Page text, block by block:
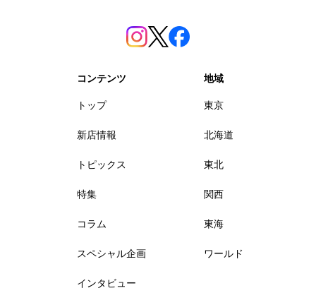
コンテンツ
トップ
新店情報
トピックス
特集
コラム
スペシャル企画
インタビュー
地域
東京
北海道
東北
関西
東海
ワールド